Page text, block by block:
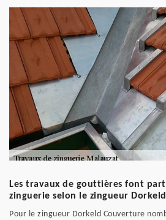
Les travaux de gouttières font
zinguerie selon le zingueur
Pour le zingueur Dorkeld Couverture